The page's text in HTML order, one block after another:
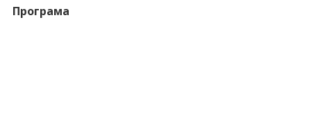
Програма